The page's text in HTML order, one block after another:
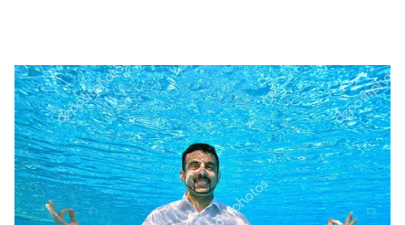
दिल्ली मेट्रो की येलो लाइन के 6
स्टेशनों पर एस्केलेटर बंद, DMRC की
सलाह
कांग्रेस नेताओं के मनाने पर MLA
यशवंतरायगौडा पाटिल ने इस्तीफा
लिया वापस
LATEST VIDEOS